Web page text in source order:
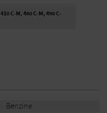
C-M, 460 C-M, 490 C-
Benzine